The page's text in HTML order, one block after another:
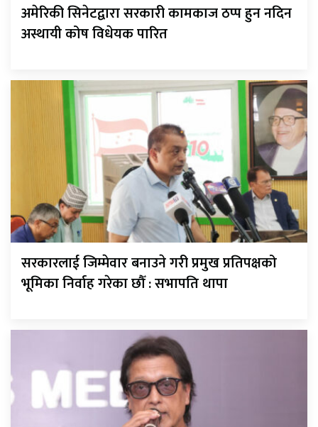
अमेरिकी सिनेटद्वारा सरकारी कामकाज ठप्प हुन नदिन
अस्थायी कोष विधेयक पारित
सरकारलाई जिम्मेवार बनाउने गरी प्रमुख प्रतिपक्षको
भूमिका निर्वाह गरेका छौँ : सभापति थापा